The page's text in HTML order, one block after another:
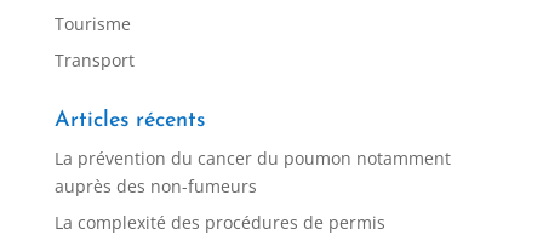
Tourisme
Transport
Articles récents
La prévention du cancer du poumon notamment
auprès des non-fumeurs
La complexité des procédures de permis